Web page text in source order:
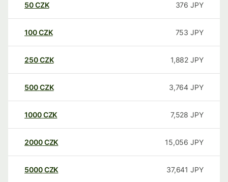
50CZK 376 JPY
100CZK 753 JPY
250CZK 1,882 JPY
500CZK 3,764 JPY
1000CZK 7,528 JPY
2000CZK 15,056 JPY
5000CZK 37,641 JPY